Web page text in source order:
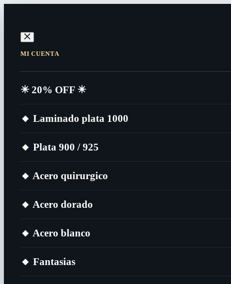
MI CUENTA
✴️​ 20% OFF ✴️​
🔸​ Laminado plata 1000
🔸​ Plata 900 / 925
🔸​ Acero quirurgico
🔸​ Acero dorado
🔸​ Acero blanco
🔸​ Fantasias